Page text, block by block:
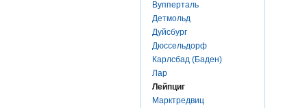
Вупперталь
Детмольд
Дуйсбург
Дюссельдорф
Карлсбад (Баден)
Лар
Лейпциг
Марктредвиц